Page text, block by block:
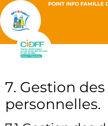
POINT INFO FAMILLE
7. Gestion
personnelles.